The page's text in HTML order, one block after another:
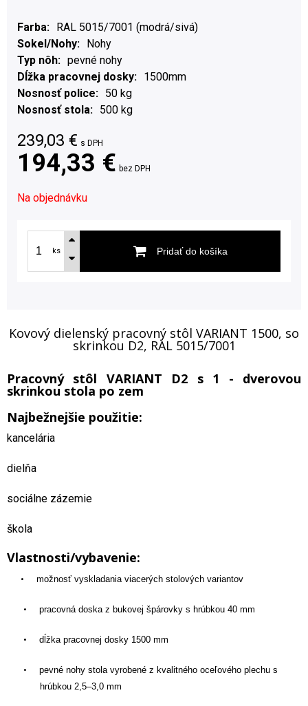
Farba
RAL 5015/7001 (modrá/sivá)
Sokel/Nohy
Nohy
Typ nôh
pevné nohy
Dĺžka pracovnej dosky
1500mm
Nosnosť police
50 kg
Nosnosť stola
500 kg
239,03 € s DPH
194,33 € bez DPH
Na objednávku
ks Pridať do košíka
Kovový dielenský pracovný stôl VARIANT 1500, so
skrinkou D2, RAL 5015/7001
Pracovný stôl VARIANT D2 s 1 - dverovou
skrinkou stola po zem
Najbežnejšie použitie:
kancelária
dielňa
sociálne zázemie
škola
Vlastnosti/vybavenie:
• možnosť vyskladania viacerých stolových variantov
• pracovná doska z bukovej špárovky s hrúbkou 40 mm
• dĺžka pracovnej dosky 1500 mm
•
pevné nohy stola vyrobené z kvalitného oceľového plechu s
hrúbkou 2,5–3,0 mm